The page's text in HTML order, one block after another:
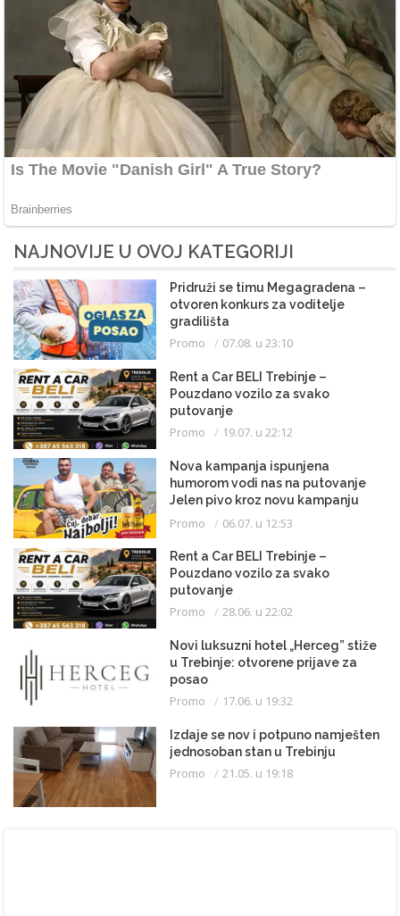
NAJNOVIJE U OVOJ KATEGORIJI
Pridruži se timu Megagradena –
otvoren konkurs za voditelje
gradilišta
Promo 07.08. u 23:10
Rent a Car BELI Trebinje –
Pouzdano vozilo za svako
putovanje
Promo 19.07. u 22:12
Nova kampanja ispunjena
humorom vodi nas na putovanje
Jelen pivo kroz novu kampanju
slavi ono najbolje – od Krajine do
Promo 06.07. u 12:53
Rent a Car BELI Trebinje –
Pouzdano vozilo za svako
putovanje
Promo 28.06. u 22:02
Novi luksuzni hotel „Herceg” stiže
u Trebinje: otvorene prijave za
posao
Promo 17.06. u 19:32
Izdaje se nov i potpuno namješten
jednosoban stan u Trebinju
Promo 21.05. u 19:18